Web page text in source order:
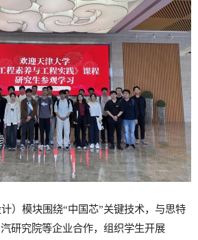
）模块围绕“中国芯”关键技术，与思特
研究院等企业合作，组织学生开展